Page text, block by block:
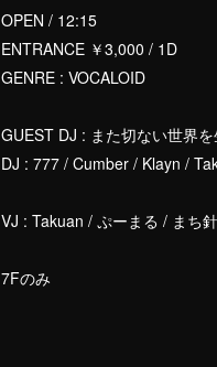
OPEN / 12:15
ENTRANCE ￥3,000 / 1D
GENRE : VOCALOID
GUEST DJ : また切ない世界
DJ : 777 / Cumber / Klayn /
VJ : Takuan / ぷーまる / まち針
7Fのみ